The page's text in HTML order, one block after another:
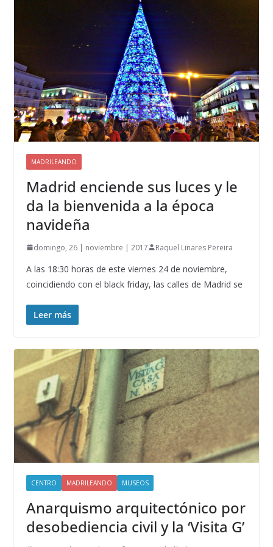
MADRILEANDO
Madrid enciende sus luces y le
da la bienvenida a la época
navideña
domingo, 26 | noviembre | 2017 Raquel Linares Pereira
A las 18:30 horas de este viernes 24 de noviembre,
coincidiendo con el black friday, las calles de Madrid se
Leer más
CENTRO MADRILEANDO MUSEOS
Anarquismo arquitectónico por
desobediencia civil y la ‘Visita G’